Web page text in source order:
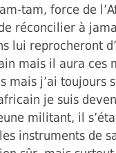
tam, force de
réconcilier à
lui reprocheront
mais il aura ces
mais j’ai toujours
je suis
militant, il
instruments de